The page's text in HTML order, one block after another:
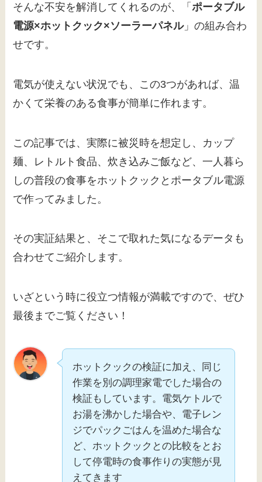
そんな不安を解消してくれるのが、「ポータブル
電源×ホットクック×ソーラーパネル」の組み合わ
せです。
電気が使えない状況でも、この3つがあれば、温
かくて栄養のある食事が簡単に作れます。
この記事では、実際に被災時を想定し、カップ
麺、レトルト食品、炊き込みご飯など、一人暮ら
しの普段の食事をホットクックとポータブル電源
で作ってみました。
その実証結果と、そこで取れた気になるデータも
合わせてご紹介します。
いざという時に役立つ情報が満載ですので、ぜひ
最後までご覧ください！
ホットクックの検証に加え、同じ
作業を別の調理家電でした場合の
検証もしています。電気ケトルで
お湯を沸かした場合や、電子レン
ジでパックごはんを温めた場合な
ど、ホットクックとの比較をとお
して停電時の食事作りの実態が見
えてきます